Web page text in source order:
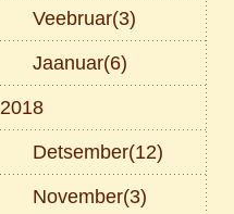
Veebruar(3)
Jaanuar(6)
2018
Detsember(12)
November(3)